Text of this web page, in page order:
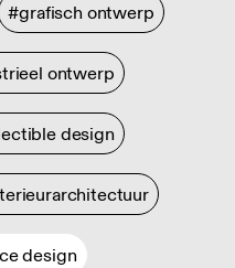
#grafisch ontwerp
ontwerp
design
design